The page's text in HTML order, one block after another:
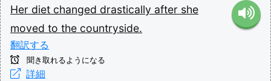
Her diet changed drastically after she
moved to the countryside.
翻訳する
聞き取れるようになる
詳細